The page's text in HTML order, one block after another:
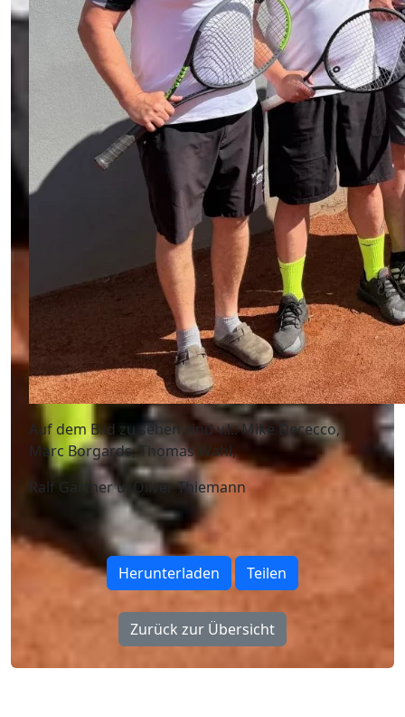
Auf dem Bild zu sehen sind v.l.: Mike Dececco,
Marc Borgards, Thomas Wahl,
Ralf Gärtner u. Oliver Thiemann
Herunterladen Teilen
Zurück zur Übersicht